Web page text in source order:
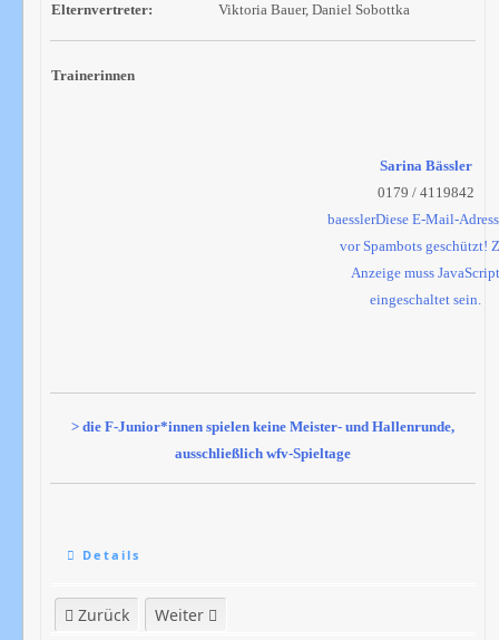
Elternvertreter:
Viktoria Bauer, Daniel Sobottka
Trainerinnen
Sarina Bässler
0179 / 4119842
baesslerDiese E-Mail-
vor Spambots geschützt!
Anzeige muss
eingeschaltet sein.
> die F-Junior*innen spielen keine Meister- und Hallenrunde,
ausschließlich wfv-Spieltage
Details
Vorheriger Beitrag: Chronik: 2024/25 - F`2016/17-
Zurück Nächster Beitrag: 2025/26 - G`2019-Junioren
Weiter